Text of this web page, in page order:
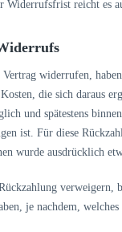
Widerrufsfrist reicht es
Vertrag widerrufen,
die sich daraus
und spätestens
ist. Für diese
wurde ausdrücklich
verweigern,
je nachdem,